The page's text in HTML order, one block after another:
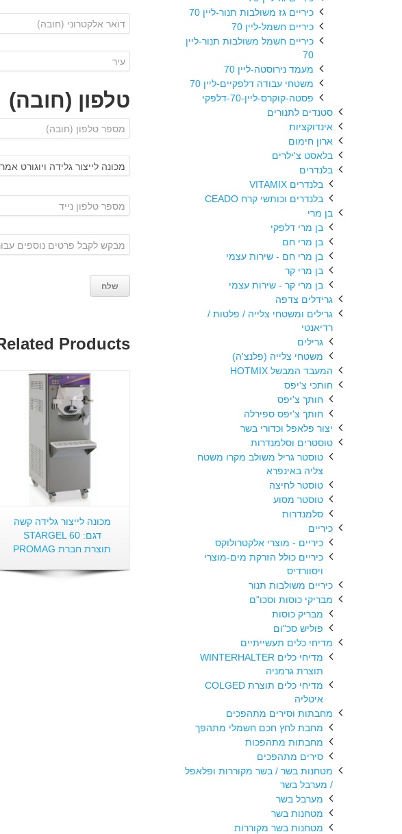
טלפון (חובה)
Products
פרטים:
מכונה לייצור גלידה קשה
דגם: STARGEL 60
תוצרת חברת PROMAG
כיריים גז משולבות תנור-ליין 70
כיריים חשמל-ליין 70
כיריים חשמל משולבות תנור-ליין
70
מעמד נירוסטה-ליין 70
משטחי עבודה דלפקיים-ליין 70
פסטה-קוקרס-ליין-70-דלפקי
סטנדים לתנורים
אינדוקציות
ארון חימום
בלאסט צ'ילרים
בלנדרים
בלנדרים VITAMIX
בלנדרים וכותשי קרח CEADO
בן מרי
בן מרי דלפקי
בן מרי חם
בן מרי חם - שירות עצמי
בן מרי קר
בן מרי קר - שירות עצמי
גרידלים צדפה
גרילים ומשטחי צלייה / פלטות /
רדיאנטי
גרילים
משטחי צלייה (פלנצ'ה)
המעבד המבשל HOTMIX
חותכי צ'יפס
חותך צ'יפס
חותך צ'יפס ספירלה
יצור פלאפל וכדורי בשר
טוסטרים וסלמנדרות
טוסטר גריל משולב מקרו משטח
צליה באינפרא
טוסטר לחיצה
טוסטר מסוע
סלמנדרות
כיריים
כיריים - מוצרי אלקטרולוקס
כיריים כולל הזרקת מים-מוצרי
ויסוורדיס
כיריים משולבות תנור
מבריקי כוסות וסכו"ם
מבריק כוסות
פוליש סכ"ום
מדיחי כלים תעשייתיים
מדיחי כלים WINTERHALTER
תוצרת גרמניה
מדיחי כלים תוצרת COLGED
איטליה
מחבתות וסירים מתהפכים
מחבת לחץ חכם חשמלי מתהפך
מחבתות מתהפכות
סירים מתהפכים
מטחנות בשר / בשר מקוררות ופלאפל
/ מערבל בשר
מערבל בשר
מטחנות בשר
מטחנות בשר מקוררות